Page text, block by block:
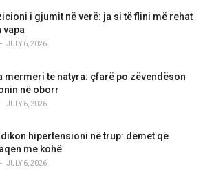
i gjumit në verë: ja si të flini më rehat
vapa
JULY 6, 2026
mermeri te natyra: çfarë po zëvendëson
në oborr
JULY 6, 2026
hipertensioni në trup: dëmet që
me kohë
JULY 6, 2026